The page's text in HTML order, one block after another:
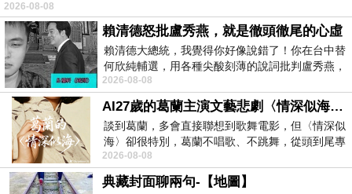
2026-08-08
賴清德怒批盧秀燕，就是徹頭徹尾的心虛
賴清德大總統，我覺得你好像說錯了！你在台中替
何欣純輔選，用各種尖酸刻薄的說詞批判盧秀燕，
罵她施政滿意度輸給陳其邁，甚至還說盧
2026-08-08
AI27歲的葛蘭主演文藝悲劇〈情深似海〉 #戀上老電影 #葛蘭 #粟子
談到葛蘭，多會直接聯想到歌舞電影，但〈情深似
海〉卻很特別，葛蘭不唱歌、不跳舞，從頭到尾專
心演戲。拍攝期間，經常工作超過12個鐘
2026-08-08
典藏封面聊兩句-【地圖】